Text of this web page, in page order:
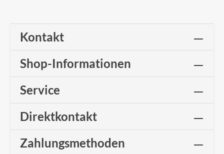
Kontakt
Shop-Informationen
Service
Direktkontakt
Zahlungsmethoden